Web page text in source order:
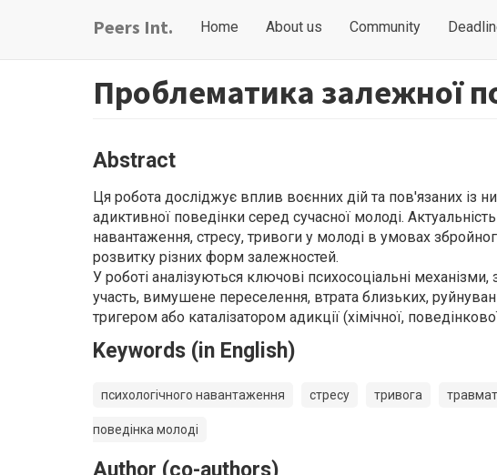
Peers Int.
Main
Home About us Community
User
menu
Проблематика залежної
Abstract
Ця робота досліджує вплив воєнних дій та пов'язаних із
адиктивної поведінки серед сучасної молоді.
навантаження, стресу, тривоги у молоді в умовах
розвитку різних форм залежностей.
У роботі аналізуються ключові психосоціальні
участь, вимушене переселення, втрата близьких,
тригером або каталізатором адикції (хімічної,
Keywords (in English)
психологічного навантаження стресу тривога
поведінка молоді
Author (co-authors)